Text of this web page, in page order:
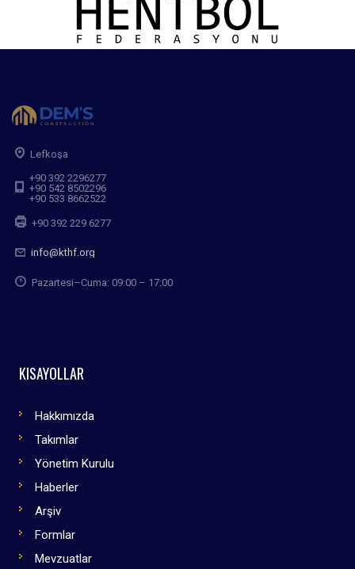
Lefkoşa
+90 392 2296277
+90 542 8502296
+90 533 8662522
+90 392 229 6277
info@kthf.org
Pazartesi–Cuma: 09:00 – 17:00
KISAYOLLAR
Hakkımızda
Takımlar
Yönetim Kurulu
Haberler
Arşiv
Formlar
Mevzuatlar